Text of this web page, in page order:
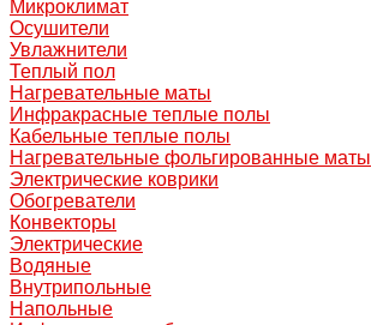
Микроклимат
Осушители
Увлажнители
Теплый пол
Нагревательные маты
Инфракрасные теплые полы
Кабельные теплые полы
Нагревательные фольгированные маты
Электрические коврики
Обогреватели
Конвекторы
Электрические
Водяные
Внутрипольные
Напольные